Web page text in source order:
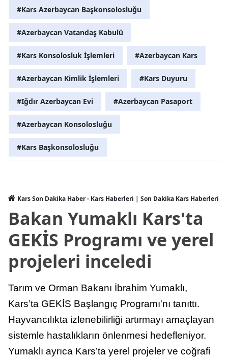
#Kars Azerbaycan Başkonsolosluğu
#Azerbaycan Vatandaş Kabulü
#Kars Konsolosluk İşlemleri #Azerbaycan Kars
#Azerbaycan Kimlik İşlemleri #Kars Duyuru
#Iğdır Azerbaycan Evi #Azerbaycan Pasaport
#Azerbaycan Konsolosluğu
#Kars Başkonsolosluğu
Kars Son Dakika Haber - Kars Haberleri | Son Dakika Kars Haberleri
Bakan Yumaklı Kars'ta
GEKİS Programı ve yerel
projeleri inceledi
Tarım ve Orman Bakanı İbrahim Yumaklı,
Kars’ta GEKİS Başlangıç Programı'nı tanıttı.
Hayvancılıkta izlenebilirliği artırmayı amaçlayan
sistemle hastalıkların önlenmesi hedefleniyor.
Yumaklı ayrıca Kars’ta yerel projeler ve coğrafi